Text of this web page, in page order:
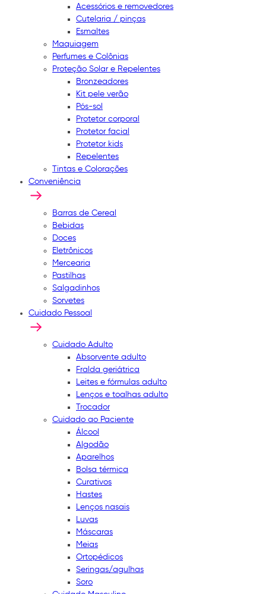
Acessórios e removedores
Cutelaria / pinças
Esmaltes
Maquiagem
Perfumes e Colônias
Proteção Solar e Repelentes
Bronzeadores
Kit pele verão
Pós-sol
Protetor corporal
Protetor facial
Protetor kids
Repelentes
Tintas e Colorações
Conveniência
Barras de Cereal
Bebidas
Doces
Eletrônicos
Mercearia
Pastilhas
Salgadinhos
Sorvetes
Cuidado Pessoal
Cuidado Adulto
Absorvente adulto
Fralda geriátrica
Leites e fórmulas adulto
Lenços e toalhas adulto
Trocador
Cuidado ao Paciente
Álcool
Algodão
Aparelhos
Bolsa térmica
Curativos
Hastes
Lenços nasais
Luvas
Máscaras
Meias
Ortopédicos
Seringas/agulhas
Soro